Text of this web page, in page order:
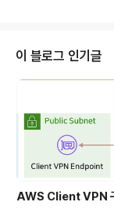
o,Vmware, F5,
기존 Layer 2가
을 지원, VXLAN은
AN을 지원한다. 〮 기존
이 블로그 인기글
AWS Client VPN